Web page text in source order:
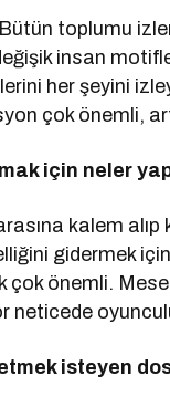
toplumu
insan
her şeyini
çok önemli,
için neler
kalem
gidermek
çok önemli.
neticede
isteyen